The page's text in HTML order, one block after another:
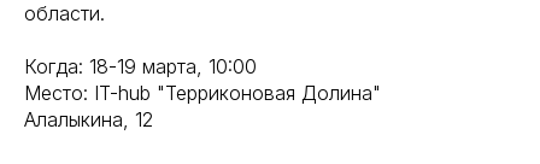
области.
Когда: 18-19 марта, 10:00
Место: IT-hub "Терриконовая Долина"
Алалыкина, 12